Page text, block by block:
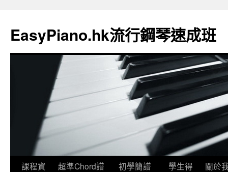
EasyPiano.hk流行鋼琴速成班
課程資
超準Chord譜
初學簡譜
學生得
關於